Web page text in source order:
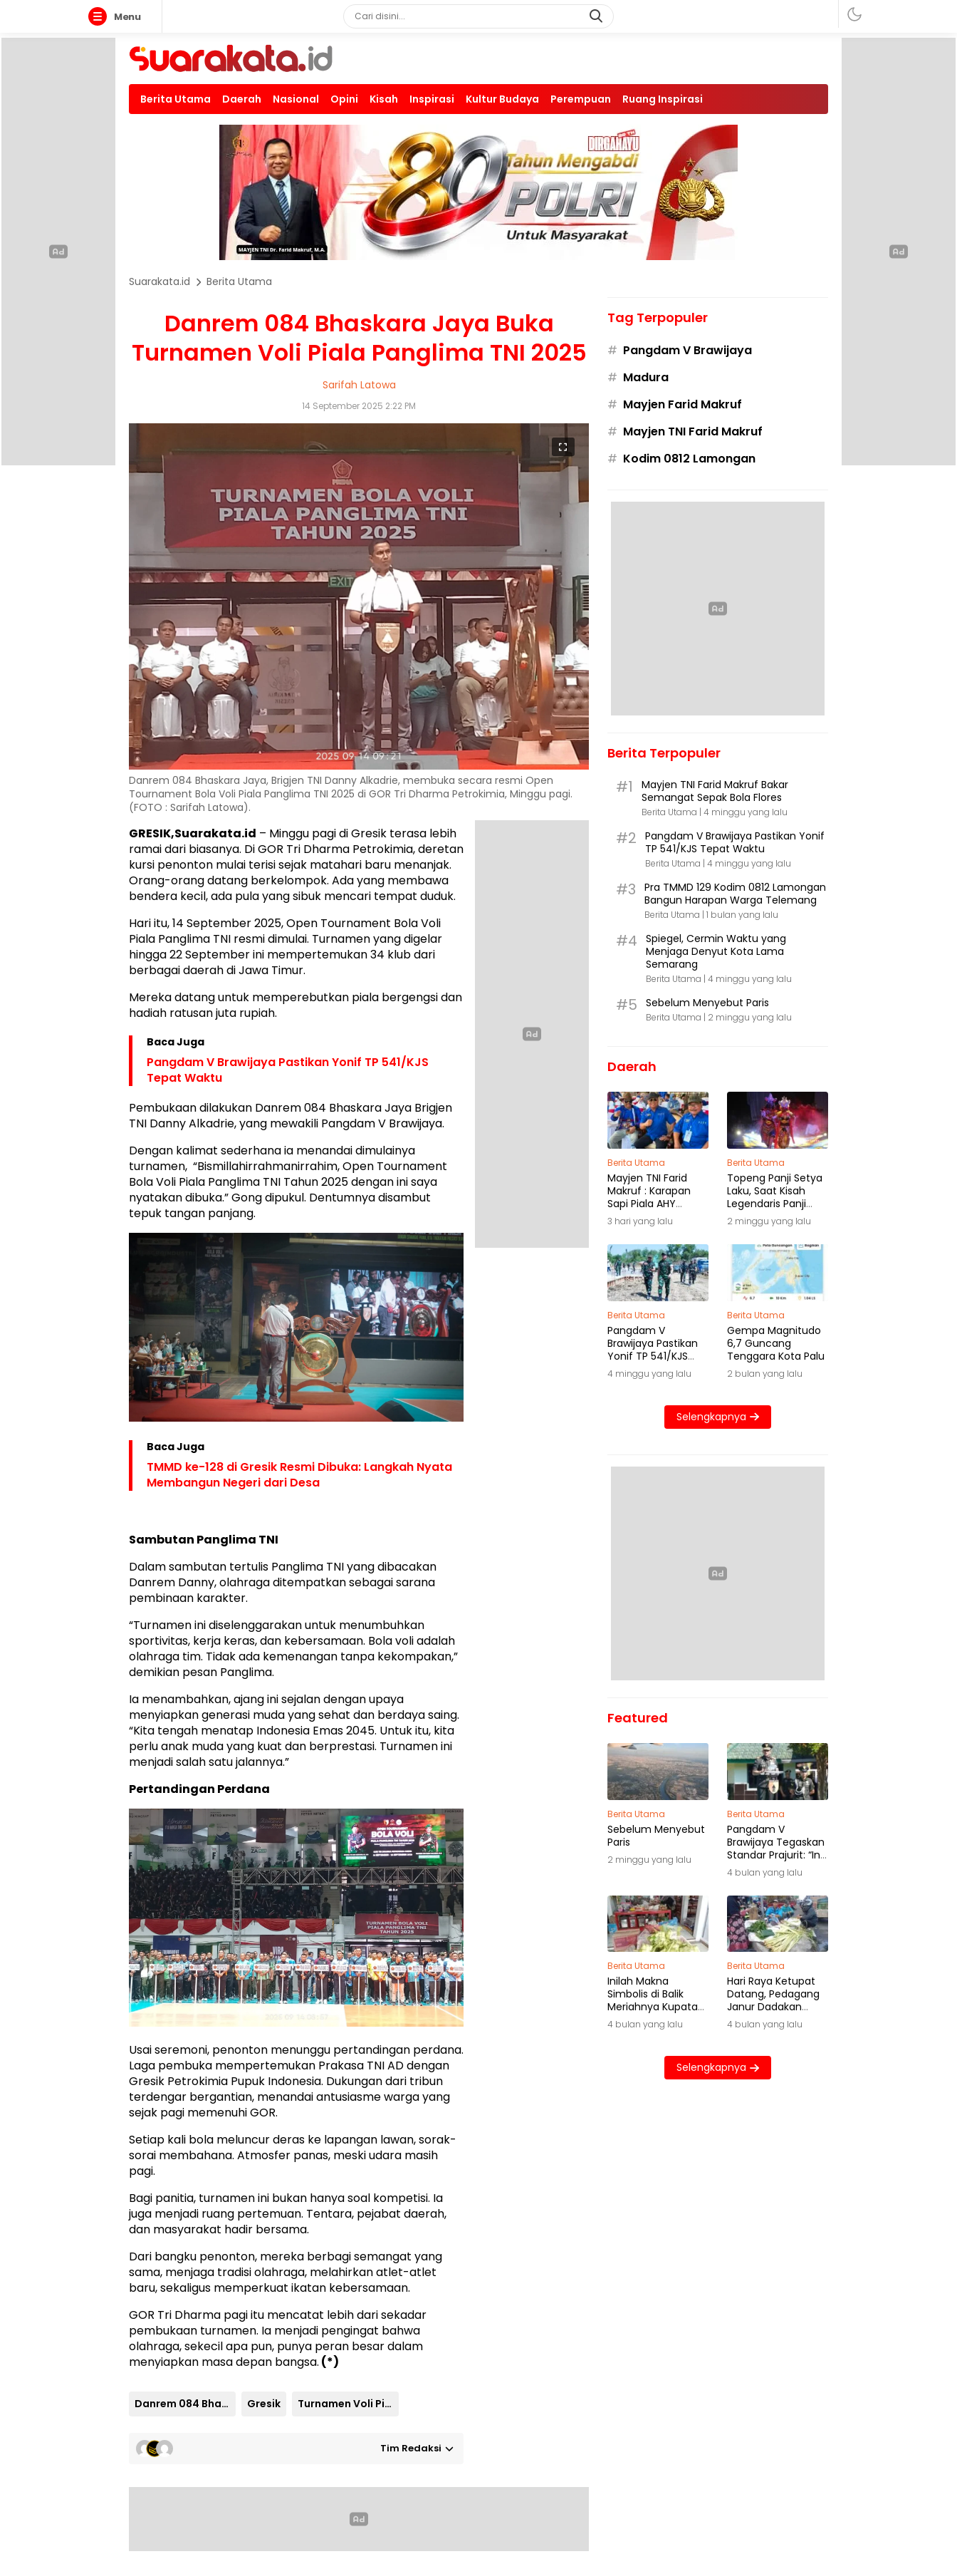
Menu
Berita Utama Daerah Nasional Opini Kisah Inspirasi Kultur Budaya Perempuan Ruang Inspirasi
Suarakata.id Berita Utama
Danrem 084 Bhaskara Jaya Buka
Turnamen Voli Piala Panglima TNI 2025
Sarifah Latowa
14 September 2025 2:22 PM
Danrem 084 Bhaskara Jaya, Brigjen TNI Danny Alkadrie, membuka secara resmi Open
Tournament Bola Voli Piala Panglima TNI 2025 di GOR Tri Dharma Petrokimia, Minggu pagi.
(FOTO : Sarifah Latowa).
GRESIK,Suarakata.id – Minggu pagi di Gresik terasa lebih
ramai dari biasanya. Di GOR Tri Dharma Petrokimia, deretan
kursi penonton mulai terisi sejak matahari baru menanjak.
Orang-orang datang berkelompok. Ada yang membawa
bendera kecil, ada pula yang sibuk mencari tempat duduk.
Hari itu, 14 September 2025, Open Tournament Bola Voli
Piala Panglima TNI resmi dimulai. Turnamen yang digelar
hingga 22 September ini mempertemukan 34 klub dari
berbagai daerah di Jawa Timur.
Mereka datang untuk memperebutkan piala bergengsi dan
hadiah ratusan juta rupiah.
Baca Juga
Pangdam V Brawijaya Pastikan Yonif TP 541/KJS
Tepat Waktu
Pembukaan dilakukan Danrem 084 Bhaskara Jaya Brigjen
TNI Danny Alkadrie, yang mewakili Pangdam V Brawijaya.
Dengan kalimat sederhana ia menandai dimulainya
turnamen, “Bismillahirrahmanirrahim, Open Tournament
Bola Voli Piala Panglima TNI Tahun 2025 dengan ini saya
nyatakan dibuka.” Gong dipukul. Dentumnya disambut
tepuk tangan panjang.
Baca Juga
TMMD ke-128 di Gresik Resmi Dibuka: Langkah Nyata
Membangun Negeri dari Desa
Sambutan Panglima TNI
Dalam sambutan tertulis Panglima TNI yang dibacakan
Danrem Danny, olahraga ditempatkan sebagai sarana
pembinaan karakter.
“Turnamen ini diselenggarakan untuk menumbuhkan
sportivitas, kerja keras, dan kebersamaan. Bola voli adalah
olahraga tim. Tidak ada kemenangan tanpa kekompakan,”
demikian pesan Panglima.
Ia menambahkan, ajang ini sejalan dengan upaya
menyiapkan generasi muda yang sehat dan berdaya saing.
“Kita tengah menatap Indonesia Emas 2045. Untuk itu, kita
perlu anak muda yang kuat dan berprestasi. Turnamen ini
menjadi salah satu jalannya.”
Pertandingan Perdana
Usai seremoni, penonton menunggu pertandingan perdana.
Laga pembuka mempertemukan Prakasa TNI AD dengan
Gresik Petrokimia Pupuk Indonesia. Dukungan dari tribun
terdengar bergantian, menandai antusiasme warga yang
sejak pagi memenuhi GOR.
Setiap kali bola meluncur deras ke lapangan lawan, sorak-
sorai membahana. Atmosfer panas, meski udara masih
pagi.
Bagi panitia, turnamen ini bukan hanya soal kompetisi. Ia
juga menjadi ruang pertemuan. Tentara, pejabat daerah,
dan masyarakat hadir bersama.
Dari bangku penonton, mereka berbagi semangat yang
sama, menjaga tradisi olahraga, melahirkan atlet-atlet
baru, sekaligus memperkuat ikatan kebersamaan.
GOR Tri Dharma pagi itu mencatat lebih dari sekadar
pembukaan turnamen. Ia menjadi pengingat bahwa
olahraga, sekecil apa pun, punya peran besar dalam
menyiapkan masa depan bangsa. (*)
Danrem 084 Bhaskara Jaya Gresik Turnamen Voli Piala Panglima TNI 2025
Tim Redaksi
Tag Terpopuler
# Pangdam V Brawijaya
# Madura
# Mayjen Farid Makruf
# Mayjen TNI Farid Makruf
# Kodim 0812 Lamongan
Berita Terpopuler
#1
Mayjen TNI Farid Makruf Bakar
Semangat Sepak Bola Flores
Berita Utama | 4 minggu yang lalu
#2
Pangdam V Brawijaya Pastikan Yonif
TP 541/KJS Tepat Waktu
Berita Utama | 4 minggu yang lalu
#3
Pra TMMD 129 Kodim 0812 Lamongan
Bangun Harapan Warga Telemang
Berita Utama | 1 bulan yang lalu
#4
Spiegel, Cermin Waktu yang
Menjaga Denyut Kota Lama
Semarang
Berita Utama | 4 minggu yang lalu
#5 Sebelum Menyebut Paris
Berita Utama | 2 minggu yang lalu
Daerah
Berita Utama
Mayjen TNI Farid
Makruf : Karapan
Sapi Piala AHY
Menjaga Warisan
Madura
3 hari yang lalu
Berita Utama
Topeng Panji Setya
Laku, Saat Kisah
Legendaris Panji
Kembali Menyapa
Malang
2 minggu yang lalu
Berita Utama
Pangdam V
Brawijaya Pastikan
Yonif TP 541/KJS
Tepat Waktu
4 minggu yang lalu
Berita Utama
Gempa Magnitudo
6,7 Guncang
Tenggara Kota Palu
2 bulan yang lalu
Selengkapnya
Featured
Berita Utama
Sebelum Menyebut
Paris
2 minggu yang lalu
Berita Utama
Pangdam V
Brawijaya Tegaskan
Standar Prajurit: “Ini
Awal Pengabdian,
Bukan Akhir
Perjalanan”
4 bulan yang lalu
Berita Utama
Inilah Makna
Simbolis di Balik
Meriahnya Kupatan
di Jawa
4 bulan yang lalu
Berita Utama
Hari Raya Ketupat
Datang, Pedagang
Janur Dadakan
Raup Untung Besar
4 bulan yang lalu
Selengkapnya